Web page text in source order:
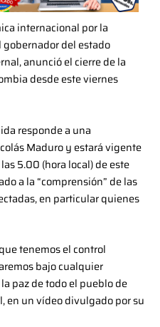
internacional por la
gobernador del estado
anunció el cierre de la
desde este viernes
responde a una
Maduro y estará vigente
5.00 (hora local) de este
a la “comprensión” de las
en particular quienes
tenemos el control
bajo cualquier
paz de todo el pueblo de
en un vídeo divulgado por su